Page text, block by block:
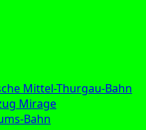
Mittel-Thurgau-Bahn
Mirage
Bahn